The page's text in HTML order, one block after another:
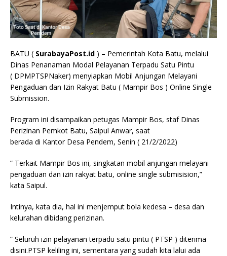
BATU ( SurabayaPost.id ) – Pemerintah Kota Batu, melalui
Dinas Penanaman Modal Pelayanan Terpadu Satu Pintu
( DPMPTSPNaker) menyiapkan Mobil Anjungan Melayani
Pengaduan dan Izin Rakyat Batu ( Mampir Bos ) Online Single
Submission.
Program ini disampaikan petugas Mampir Bos, staf Dinas
Perizinan Pemkot Batu, Saipul Anwar, saat
berada di Kantor Desa Pendem, Senin ( 21/2/2022)
” Terkait Mampir Bos ini, singkatan mobil anjungan melayani
pengaduan dan izin rakyat batu, online single submisision,”
kata Saipul.
Intinya, kata dia, hal ini menjemput bola kedesa – desa dan
kelurahan dibidang perizinan.
” Seluruh izin pelayanan terpadu satu pintu ( PTSP ) diterima
disini.PTSP keliling ini, sementara yang sudah kita lalui ada